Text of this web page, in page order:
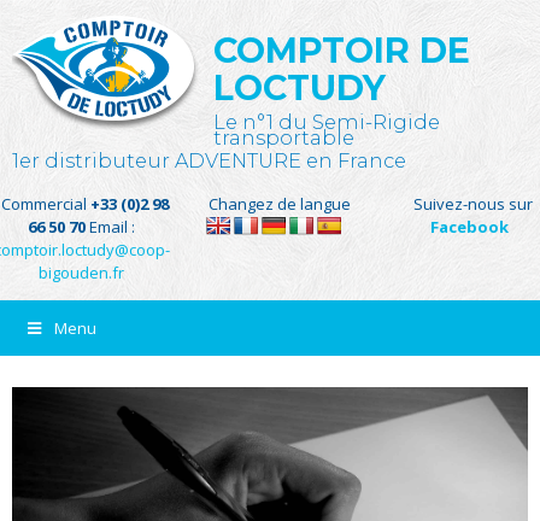
COMPTOIR DE
LOCTUDY
Le n°1 du Semi-Rigide
transportable
1er distributeur ADVENTURE en France
+33 (0)2 98
66 50 70Email :
bigouden.fr
Changez de langue
Suivez-nous sur
Facebook
Menu